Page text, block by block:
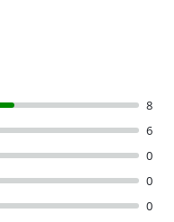
reviews.
8
6
0
0
0